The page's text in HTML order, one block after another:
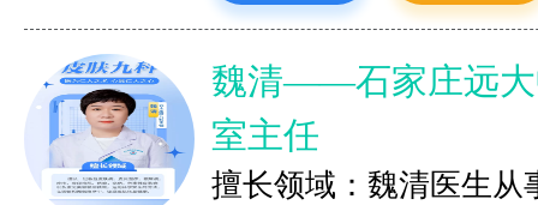
魏清——石家庄远大
室主任
擅长领域：魏清医生从